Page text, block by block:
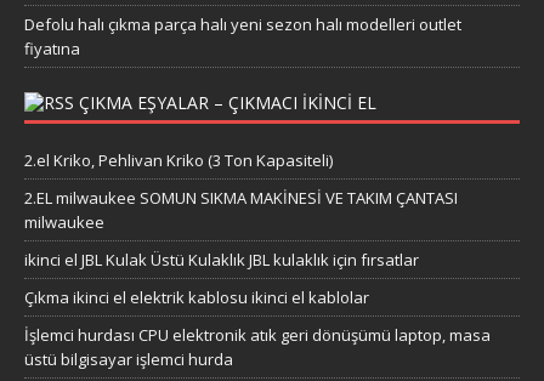
Defolu halı çıkma parça halı yeni sezon halı modelleri outlet
fiyatına
ÇIKMA EŞYALAR – ÇIKMACI IKINCI EL
2.el Kriko, Pehlivan Kriko (3 Ton Kapasiteli)
2.EL milwaukee SOMUN SIKMA MAKİNESİ VE TAKIM ÇANTASI
milwaukee
ikinci el JBL Kulak Üstü Kulaklık JBL kulaklık için fırsatlar
Çıkma ikinci el elektrik kablosu ikinci el kablolar
İşlemci hurdası CPU elektronik atık geri dönüşümü laptop, masa
üstü bilgisayar işlemci hurda